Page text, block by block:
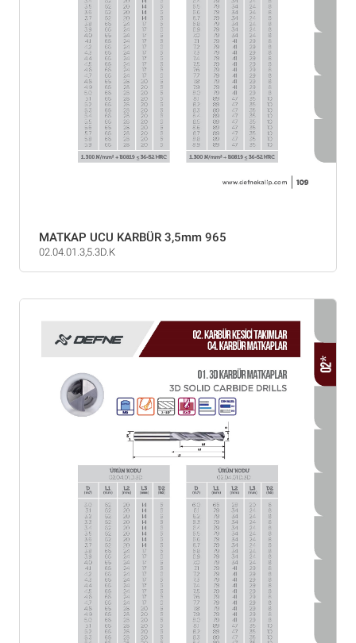
MATKAP UCU KARBÜR 3,5mm 965
02.04.01.3,5.3D.K